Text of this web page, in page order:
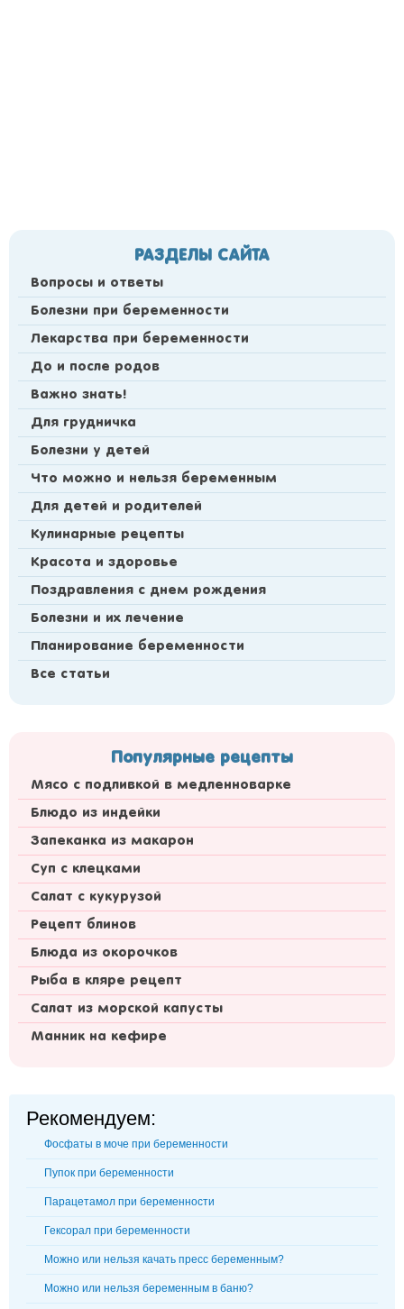
РАЗДЕЛЫ САЙТА
Вопросы и ответы
Болезни при беременности
Лекарства при беременности
До и после родов
Важно знать!
Для грудничка
Болезни у детей
Что можно и нельзя беременным
Для детей и родителей
Кулинарные рецепты
Красота и здоровье
Поздравления с днем рождения
Болезни и их лечение
Планирование беременности
Все статьи
Популярные рецепты
Мясо с подливкой в медленноварке
Блюдо из индейки
Запеканка из макарон
Суп с клецками
Салат с кукурузой
Рецепт блинов
Блюда из окорочков
Рыба в кляре рецепт
Салат из морской капусты
Манник на кефире
Рекомендуем:
Фосфаты в моче при беременности
Пупок при беременности
Парацетамол при беременности
Гексорал при беременности
Можно или нельзя качать пресс беременным?
Можно или нельзя беременным в баню?